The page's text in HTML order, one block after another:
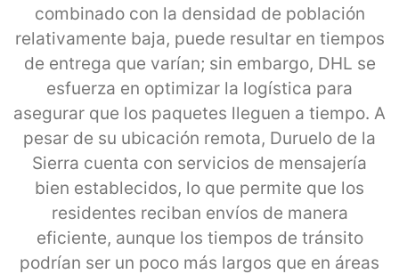
combinado con la densidad de población
relativamente baja, puede resultar en tiempos
de entrega que varían; sin embargo, DHL se
esfuerza en optimizar la logística para
asegurar que los paquetes lleguen a tiempo. A
pesar de su ubicación remota, Duruelo de la
Sierra cuenta con servicios de mensajería
bien establecidos, lo que permite que los
residentes reciban envíos de manera
eficiente, aunque los tiempos de tránsito
podrían ser un poco más largos que en áreas